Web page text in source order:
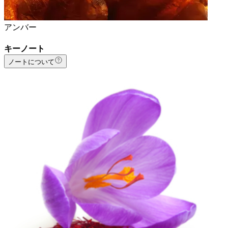
アンバー
キーノート
ノートについて